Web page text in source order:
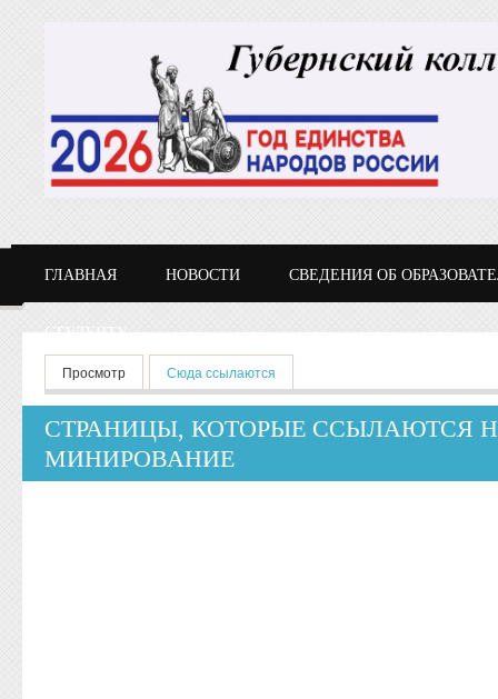
ГЛАВНАЯ НОВОСТИ СВЕДЕНИЯ ОБ
СТУДЕНТУ
Главные вкладки
Просмотр Сюда ссылаются
СТРАНИЦЫ, КОТОРЫЕ ССЫЛАЮТСЯ
МИНИРОВАНИЕ